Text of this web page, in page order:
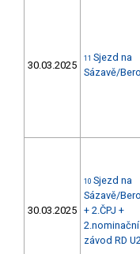
30.03.2025
11 Sjezd na
Sázavě/
30.03.2025
10 Sjezd na
Sázavě/
+ 2.ČPJ +
2.nominační
závod RD